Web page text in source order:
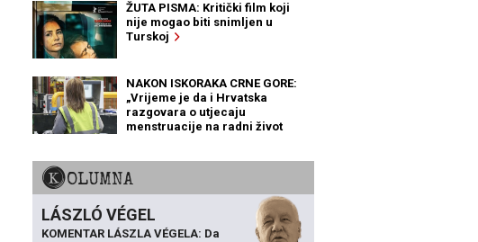
ŽUTA PISMA: Kritički film koji
nije mogao biti snimljen u
Turskoj
NAKON ISKORAKA CRNE GORE:
„Vrijeme je da i Hrvatska
razgovara o utjecaju
menstruacije na radni život
KOLUMNA
LÁSZLÓ VÉGEL
KOMENTAR LÁSZLA VÉGELA: Da